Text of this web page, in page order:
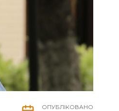
ОПУБЛІКОВАНО